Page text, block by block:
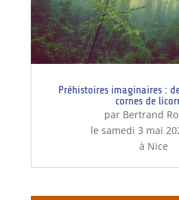
Préhistoires imaginaires :
cornes de
par Bertrand
le samedi 3 mai
à Nice